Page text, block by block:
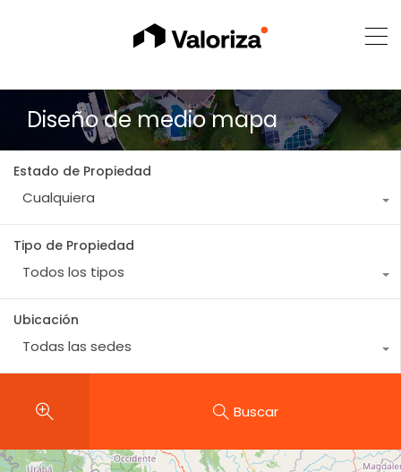
Diseño de medio mapa
Estado de Propiedad
Cualquiera
Tipo de Propiedad
Todos los tipos
Ubicación
Todas las sedes
Buscar